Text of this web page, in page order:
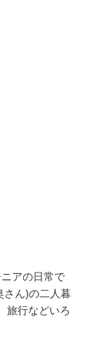
アの日常で
ん)の二人暮
旅行などいろ